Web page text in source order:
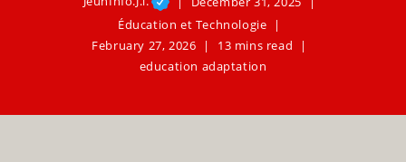
Éducation et Technologie
February 27, 2026
13 mins read
education adaptation